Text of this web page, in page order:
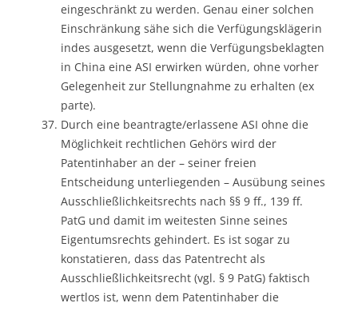
eingeschränkt zu werden. Genau einer solchen
Einschränkung sähe sich die Verfügungsklägerin
indes ausgesetzt, wenn die Verfügungsbeklagten
in China eine ASI erwirken würden, ohne vorher
Gelegenheit zur Stellungnahme zu erhalten (ex
parte).
Durch eine beantragte/erlassene ASI ohne die
Möglichkeit rechtlichen Gehörs wird der
Patentinhaber an der – seiner freien
Entscheidung unterliegenden – Ausübung seines
Ausschließlichkeitsrechts nach §§ 9 ff., 139 ff.
PatG und damit im weitesten Sinne seines
Eigentumsrechts gehindert. Es ist sogar zu
konstatieren, dass das Patentrecht als
Ausschließlichkeitsrecht (vgl. § 9 PatG) faktisch
wertlos ist, wenn dem Patentinhaber die